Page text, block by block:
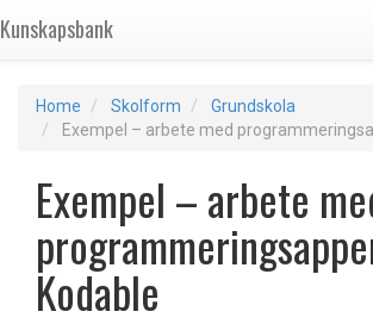
Kunskapsbank
Home Skolform
Grundskola
Exempel – arbete med
Exempel – arbete
Kodable